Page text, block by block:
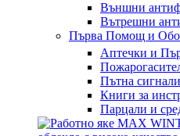
Външни
Вътрешни
Първа Помощ и
Аптечки и
Пътна
Книги за
Парцали и